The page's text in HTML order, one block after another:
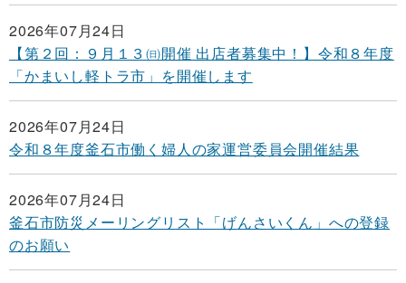
2026年07月24日
【第２回：９月１３㈰開催 出店者募集中！】令和８年度
「かまいし軽トラ市」を開催します
2026年07月24日
令和８年度釜石市働く婦人の家運営委員会開催結果
2026年07月24日
釜石市防災メーリングリスト「げんさいくん」への登録
のお願い